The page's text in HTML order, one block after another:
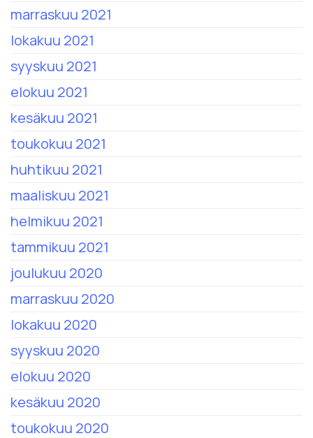
marraskuu 2021
lokakuu 2021
syyskuu 2021
elokuu 2021
kesäkuu 2021
toukokuu 2021
huhtikuu 2021
maaliskuu 2021
helmikuu 2021
tammikuu 2021
joulukuu 2020
marraskuu 2020
lokakuu 2020
syyskuu 2020
elokuu 2020
kesäkuu 2020
toukokuu 2020